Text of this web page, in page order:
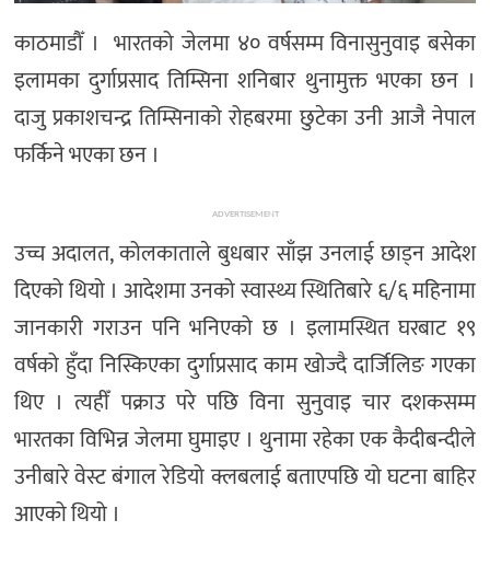
काठमाडौँ । भारतको जेलमा ४० वर्षसम्म विनासुनुवाइ बसेका
इलामका दुर्गाप्रसाद तिम्सिना शनिबार थुनामुक्त भएका छन ।
दाजु प्रकाशचन्द्र तिम्सिनाको रोहबरमा छुटेका उनी आजै नेपाल
फर्किने भएका छन ।
ADVERTISEMENT
उच्च अदालत, कोलकाताले बुधबार साँझ उनलाई छाड्न आदेश
दिएको थियो । आदेशमा उनको स्वास्थ्य स्थितिबारे ६/६ महिनामा
जानकारी गराउन पनि भनिएको छ । इलामस्थित घरबाट १९
वर्षको हुँदा निस्किएका दुर्गाप्रसाद काम खोज्दै दार्जिलिङ गएका
थिए । त्यहीँ पक्राउ परे पछि विना सुनुवाइ चार दशकसम्म
भारतका विभिन्न जेलमा घुमाइए । थुनामा रहेका एक कैदीबन्दीले
उनीबारे वेस्ट बंगाल रेडियो क्लबलाई बताएपछि यो घटना बाहिर
आएको थियो ।